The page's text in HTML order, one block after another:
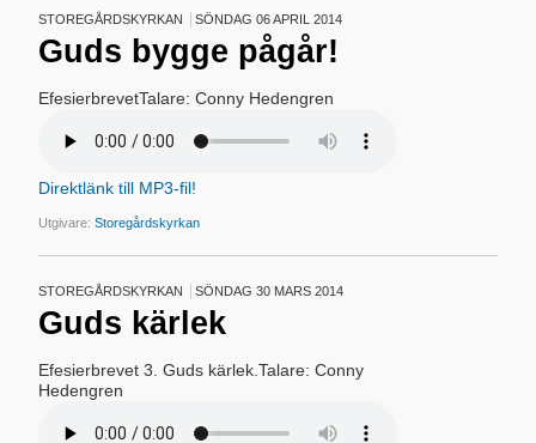
STOREGÅRDSKYRKAN SÖNDAG 06 APRIL 2014
Guds bygge pågår!
EfesierbrevetTalare: Conny Hedengren
Direktlänk till MP3-fil!
Utgivare:Storegårdskyrkan
STOREGÅRDSKYRKAN SÖNDAG 30 MARS 2014
Guds kärlek
Efesierbrevet 3. Guds kärlek.Talare: Conny
Hedengren